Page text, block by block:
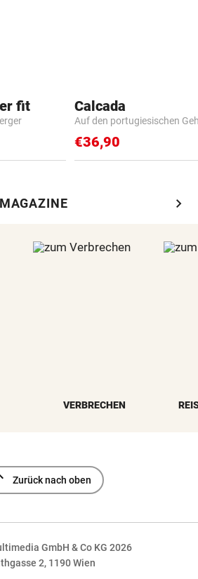
fit Calcada
Auf den portugiesischen
€36,90
chevron_right
VERBRECHEN
Zurück nach oben
GmbH & Co KG 2026
2, 1190 Wien